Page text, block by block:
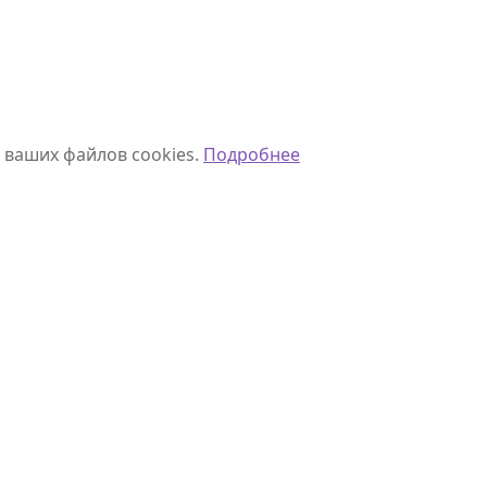
файлов cookies. Подробнее